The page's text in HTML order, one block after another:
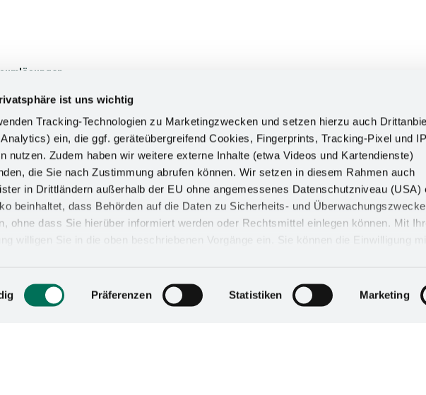
ist uns wichtig
Tracking-Technologien zu Marketingzwecken und setzen hierzu auch
ein, die ggf. geräteübergreifend Cookies, Fingerprints, Tracking-Pixel und
nutzen. Zudem haben wir weitere externe Inhalte (etwa Videos und Kartendienste)
die Sie nach Zustimmung abrufen können. Wir setzen in diesem Rahmen auch
in Drittländern außerhalb der EU ohne angemessenes Datenschutzniveau (USA)
beinhaltet, dass Behörden auf die Daten zu Sicherheits- und
ohne dass Sie hierüber informiert werden oder Rechtsmittel einlegen können. Mit
willigen Sie in die oben beschriebenen Vorgänge ein. Sie können die Einwilligung mit
Präferenzen Statistiken Marketing
für Ihr Zuhause! Durchdachte, praktische Schrankausstattung zum Nachrüsten von
Kesseböhmer.
ist Ihr Partner für Ladenausstattung, Ladeneinrichtung & Ladenbau im Einzelhandel. Full-
Beratung bis zur Montage.